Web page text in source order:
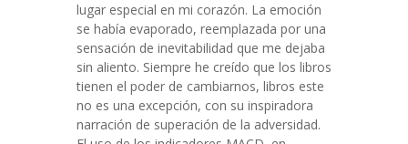
lugar especial en mi corazón. La emoción
se había evaporado, reemplazada por una
sensación de inevitabilidad que me dejaba
sin aliento. Siempre he creído que los libros
tienen el poder de cambiarnos, libros este
no es una excepción, con su inspiradora
narración de superación de la adversidad.